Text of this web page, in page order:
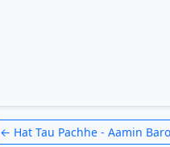
← Hat Tau Pachhe - Aamin